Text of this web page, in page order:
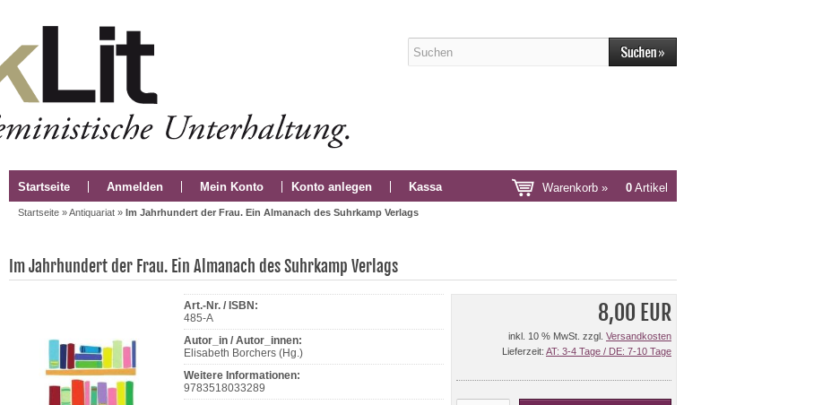
Startseite Anmelden Mein Konto Konto anlegen Kassa Warenkorb » 0 Artikel
Startseite »Antiquariat » Im Jahrhundert der Frau. Ein Almanach des Suhrkamp Verlags
Im Jahrhundert der Frau. Ein Almanach des Suhrkamp Verlags
Art.-Nr. / ISBN:
485-A
Autor_in / Autor_innen:
Elisabeth Borchers (Hg.)
Weitere Informationen:
9783518033289
8,00 EUR
inkl. 10 % MwSt. zzgl. Versandkosten
Lieferzeit: AT: 3-4 Tage / DE: 7-10 Tage